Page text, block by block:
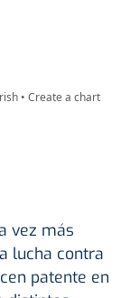
vez más
lucha contra
patente en